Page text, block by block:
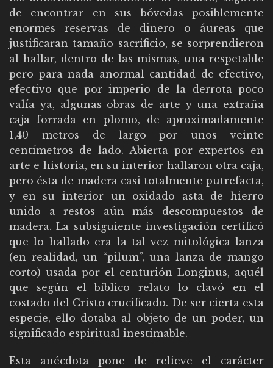
de encontrar en sus bóvedas posiblemente
enormes reservas de dinero o áureas que
justificaran tamaño sacrificio, se sorprendieron
al hallar, dentro de las mismas, una respetable
pero para nada anormal cantidad de efectivo,
efectivo que por imperio de la derrota poco
valía ya, algunas obras de arte y una extraña
caja forrada en plomo, de aproximadamente
1,40 metros de largo por unos veinte
centímetros de lado. Abierta por expertos en
arte e historia, en su interior hallaron otra caja,
pero ésta de madera casi totalmente putrefacta,
y en su interior un oxidado asta de hierro
unido a restos aún más descompuestos de
madera. La subsiguiente investigación certificó
que lo hallado era la tal vez mitológica lanza
(en realidad, un “pilum”, una lanza de mango
corto) usada por el centurión Longinus, aquél
que según el bíblico relato lo clavó en el
costado del Cristo crucificado. De ser cierta esta
especie, ello dotaba al objeto de un poder, un
significado espiritual inestimable.
Esta anécdota pone de relieve el carácter